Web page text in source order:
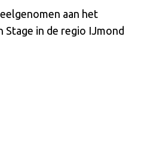
aan het
Stage in de regio IJmond